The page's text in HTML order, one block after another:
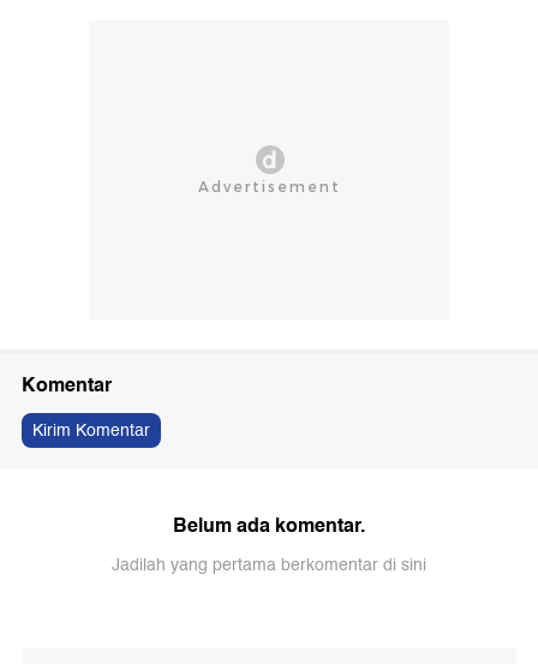
Komentar
Kirim Komentar
Belum ada komentar.
Jadilah yang pertama berkomentar di sini